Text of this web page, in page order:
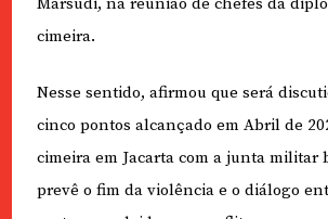
cimeira.
Nesse sentido, afirmou que será
cinco pontos alcançado em Abril de
cimeira em Jacarta com a junta militar
prevê o fim da violência e o diálogo